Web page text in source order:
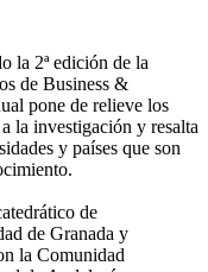
la 2ª edición de la
de Business &
pone de relieve los
la investigación y resalta
y países que son
de
de Granada y
la Comunidad